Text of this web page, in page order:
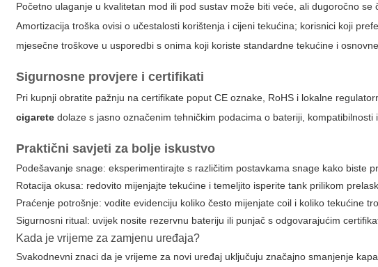
Početno ulaganje u kvalitetan mod ili pod sustav može biti veće, ali dugoročno
Amortizacija troška ovisi o učestalosti korištenja i cijeni tekućina; korisnici koji
mjesečne troškove u usporedbi s onima koji koriste standardne tekućine i
Sigurnosne provjere i certifikati
Pri kupnji obratite pažnju na certifikate poput CE oznake, RoHS i lokalne
cigarete dolaze s jasno označenim tehničkim podacima o bateriji, kompatibilnosti
Praktični savjeti za bolje iskustvo
Podešavanje snage: eksperimentirajte s različitim postavkama snage kako biste
Rotacija okusa: redovito mijenjajte tekućine i temeljito isperite tank prilikom
Praćenje potrošnje: vodite evidenciju koliko često mijenjate coil i koliko tekućine
Sigurnosni ritual: uvijek nosite rezervnu bateriju ili punjač s odgovarajućim
Kada je vrijeme za zamjenu uređaja?
Svakodnevni znaci da je vrijeme za novi uređaj uključuju značajno smanjenje